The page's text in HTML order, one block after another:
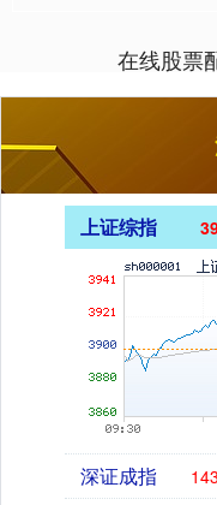
在线股票
上证综指
深证成指